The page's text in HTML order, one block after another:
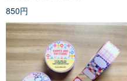
850円